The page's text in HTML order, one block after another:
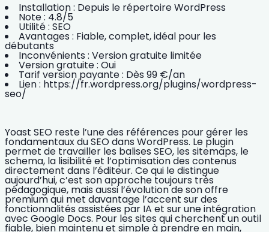
Installation : Depuis le répertoire WordPress
Note : 4.8/5
Utilité : SEO
Avantages : Fiable, complet, idéal pour les
débutants
Inconvénients : Version gratuite limitée
Version gratuite : Oui
Tarif version payante : Dès 99 €/an
Lien : https://fr.wordpress.org/plugins/wordpress-
seo/
Yoast SEO reste l’une des références pour gérer les
fondamentaux duSEO dans WordPress. Le plugin
permet de travailler les balises SEO, les sitemaps, le
schema, la lisibilité et l’optimisation des contenus
directement dans l’éditeur. Ce qui le distingue
aujourd’hui, c’est son approche toujours très
pédagogique, mais aussi l’évolution de son offre
premium qui met davantage l’accent sur des
fonctionnalités assistées par IA et sur une intégration
avec Google Docs. Pour les sites qui cherchent un outil
fiable, bien maintenu et simple à prendre en main,